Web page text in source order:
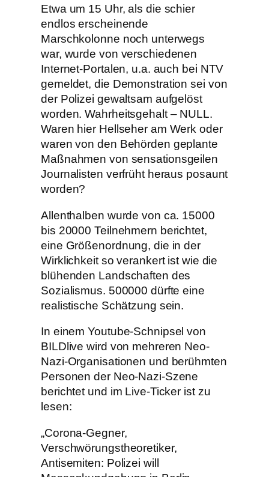
Etwa um 15 Uhr, als die schier
endlos erscheinende
Marschkolonne noch unterwegs
war, wurde von verschiedenen
Internet-Portalen, u.a. auch bei NTV
gemeldet, die Demonstration sei von
der Polizei gewaltsam aufgelöst
worden. Wahrheitsgehalt – NULL.
Waren hier Hellseher am Werk oder
waren von den Behörden geplante
Maßnahmen von sensationsgeilen
Journalisten verfrüht heraus posaunt
worden?
Allenthalben wurde von ca. 15000
bis 20000 Teilnehmern berichtet,
eine Größenordnung, die in der
Wirklichkeit so verankert ist wie die
blühenden Landschaften des
Sozialismus. 500000 dürfte eine
realistische Schätzung sein.
In einem Youtube-Schnipsel von
BILDlive wird von mehreren Neo-
Nazi-Organisationen und berühmten
Personen der Neo-Nazi-Szene
berichtet und im Live-Ticker ist zu
lesen:
„Corona-Gegner,
Verschwörungstheoretiker,
Antisemiten: Polizei will